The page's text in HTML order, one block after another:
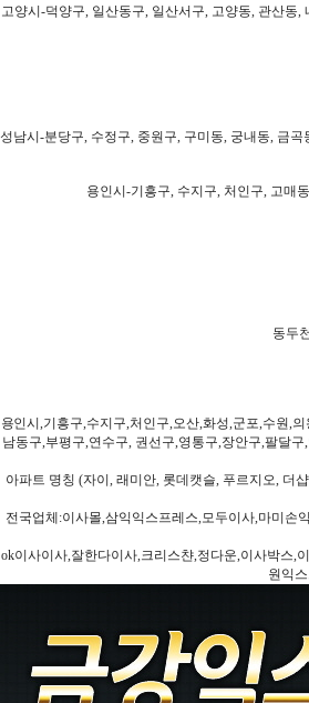
고양시-덕양구, 일산동구, 일산서구, 고양동, 관산동
성남시-분당구, 수정구, 중원구, 구미동, 궁내동, 금
용인시-기흥구, 수지구, 처인구, 고매
동두
용인시,기흥구,수지구,처인구,오산,화성,군포,수원,
남동구,부평구,연수구, 권선구,영통구,장안구,팔달
아파트 명칭 (자이, 래미안, 롯데캣슬, 푸르지오, 더
전국업체:이사몰,삼익익스프레스,모두이사,마미손
ok이사이사,잘한다이사,크리스챤,정다운,이사박스,
원익